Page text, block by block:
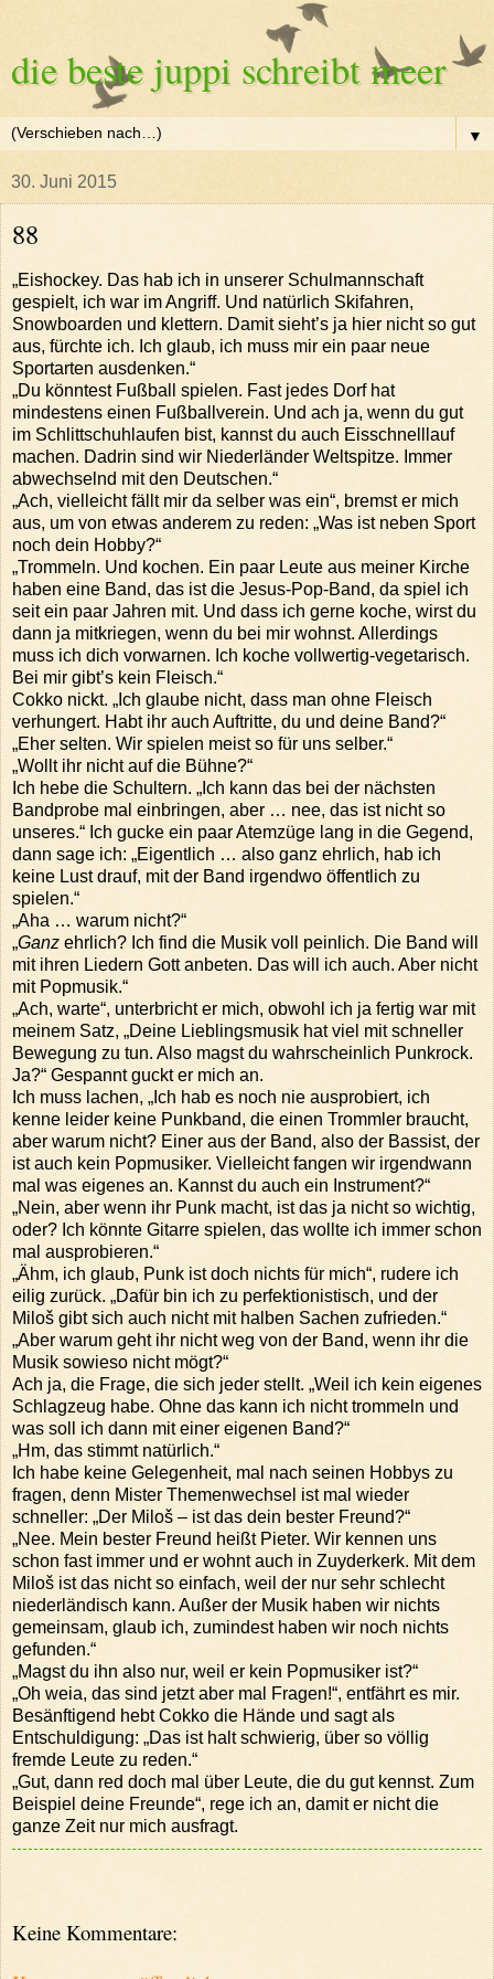
die beste juppi schreibt meer
▼
30. Juni 2015
88
„Eishockey. Das hab ich in unserer Schulmannschaft
gespielt, ich war im Angriff. Und natürlich Skifahren,
Snowboarden und klettern. Damit sieht’s ja hier nicht so gut
aus, fürchte ich. Ich glaub, ich muss mir ein paar neue
Sportarten ausdenken.“
„Du könntest Fußball spielen. Fast jedes Dorf hat
mindestens einen Fußballverein. Und ach ja, wenn du gut
im Schlittschuhlaufen bist, kannst du auch Eisschnelllauf
machen. Dadrin sind wir Niederländer Weltspitze. Immer
abwechselnd mit den Deutschen.“
„Ach, vielleicht fällt mir da selber was ein“, bremst er mich
aus, um von etwas anderem zu reden: „Was ist neben Sport
noch dein Hobby?“
„Trommeln. Und kochen. Ein paar Leute aus meiner Kirche
haben eine Band, das ist die Jesus-Pop-Band, da spiel ich
seit ein paar Jahren mit. Und dass ich gerne koche, wirst du
dann ja mitkriegen, wenn du bei mir wohnst. Allerdings
muss ich dich vorwarnen. Ich koche vollwertig-vegetarisch.
Bei mir gibt’s kein Fleisch.“
Cokko nickt. „Ich glaube nicht, dass man ohne Fleisch
verhungert. Habt ihr auch Auftritte, du und deine Band?“
„Eher selten. Wir spielen meist so für uns selber.“
„Wollt ihr nicht auf die Bühne?“
Ich hebe die Schultern. „Ich kann das bei der nächsten
Bandprobe mal einbringen, aber … nee, das ist nicht so
unseres.“ Ich gucke ein paar Atemzüge lang in die Gegend,
dann sage ich: „Eigentlich … also ganz ehrlich, hab ich
keine Lust drauf, mit der Band irgendwo öffentlich zu
spielen.“
„Aha … warum nicht?“
„Ganz ehrlich? Ich find die Musik voll peinlich. Die Band will
mit ihren Liedern Gott anbeten. Das will ich auch. Aber nicht
mit Popmusik.“
„Ach, warte“, unterbricht er mich, obwohl ich ja fertig war mit
meinem Satz, „Deine Lieblingsmusik hat viel mit schneller
Bewegung zu tun. Also magst du wahrscheinlich Punkrock.
Ja?“ Gespannt guckt er mich an.
Ich muss lachen, „Ich hab es noch nie ausprobiert, ich
kenne leider keine Punkband, die einen Trommler braucht,
aber warum nicht? Einer aus der Band, also der Bassist, der
ist auch kein Popmusiker. Vielleicht fangen wir irgendwann
mal was eigenes an. Kannst du auch ein Instrument?“
„Nein, aber wenn ihr Punk macht, ist das ja nicht so wichtig,
oder? Ich könnte Gitarre spielen, das wollte ich immer schon
mal ausprobieren.“
„Ähm, ich glaub, Punk ist doch nichts für mich“, rudere ich
eilig zurück. „Dafür bin ich zu perfektionistisch, und der
Miloš gibt sich auch nicht mit halben Sachen zufrieden.“
„Aber warum geht ihr nicht weg von der Band, wenn ihr die
Musik sowieso nicht mögt?“
Ach ja, die Frage, die sich jeder stellt. „Weil ich kein eigenes
Schlagzeug habe. Ohne das kann ich nicht trommeln und
was soll ich dann mit einer eigenen Band?“
„Hm, das stimmt natürlich.“
Ich habe keine Gelegenheit, mal nach seinen Hobbys zu
fragen, denn Mister Themenwechsel ist mal wieder
schneller: „Der Miloš – ist das dein bester Freund?“
„Nee. Mein bester Freund heißt Pieter. Wir kennen uns
schon fast immer und er wohnt auch in Zuyderkerk. Mit dem
Miloš ist das nicht so einfach, weil der nur sehr schlecht
niederländisch kann. Außer der Musik haben wir nichts
gemeinsam, glaub ich, zumindest haben wir noch nichts
gefunden.“
„Magst du ihn also nur, weil er kein Popmusiker ist?“
„Oh weia, das sind jetzt aber mal Fragen!“, entfährt es mir.
Besänftigend hebt Cokko die Hände und sagt als
Entschuldigung: „Das ist halt schwierig, über so völlig
fremde Leute zu reden.“
„Gut, dann red doch mal über Leute, die du gut kennst. Zum
Beispiel deine Freunde“, rege ich an, damit er nicht die
ganze Zeit nur mich ausfragt.
Keine Kommentare: